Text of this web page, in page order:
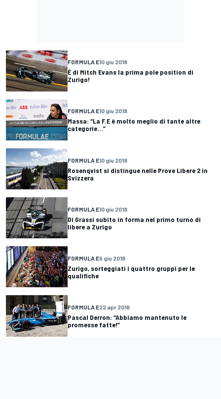
FORMULA E10 giu 2018
È di Mitch Evans la prima pole position di
Zurigo!
FORMULA E10 giu 2018
Massa: “La F.E è molto meglio di tante altre
categorie...”
FORMULA E10 giu 2018
Rosenqvist si distingue nelle Prove Libere 2 in
Svizzera
FORMULA E10 giu 2018
Di Grassi subito in forma nel primo turno di
libere a Zurigo
FORMULA E9 giu 2018
Zurigo, sorteggiati i quattro gruppi per le
qualifiche
FORMULA E22 apr 2018
Pascal Derron: “Abbiamo mantenuto le
promesse fatte!”